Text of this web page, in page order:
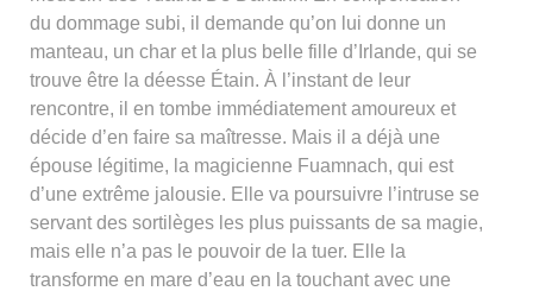
du dommage subi, il demande qu’on lui donne un
manteau, un char et la plus belle fille d’Irlande, qui se
trouve être la déesse Étain. À l’instant de leur
rencontre, il en tombe immédiatement amoureux et
décide d’en faire sa maîtresse. Mais il a déjà une
épouse légitime, la magicienne Fuamnach, qui est
d’une extrême jalousie. Elle va poursuivre l’intruse se
servant des sortilèges les plus puissants de sa magie,
mais elle n’a pas le pouvoir de la tuer. Elle la
transforme en mare d’eau en la touchant avec une